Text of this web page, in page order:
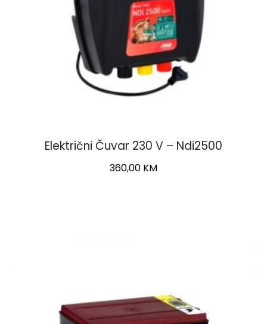
Električni Čuvar 230 V – Ndi2500
360,00 KM